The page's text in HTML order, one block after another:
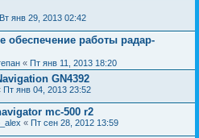
Вт янв 29, 2013 02:42
обеспечение работы радар-
« Пт янв 11, 2013 18:20
GN4392
Пт янв 04, 2013 23:52
mc-500 r2
« Пт сен 28, 2012 13:59